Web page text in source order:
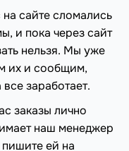
на сайте сломались
и пока через сайт
нельзя. Мы уже
их и сообщим,
все заработает.
заказы лично
наш менеджер
пишите ей на